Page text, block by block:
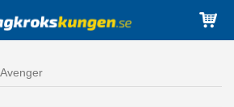
Avenger